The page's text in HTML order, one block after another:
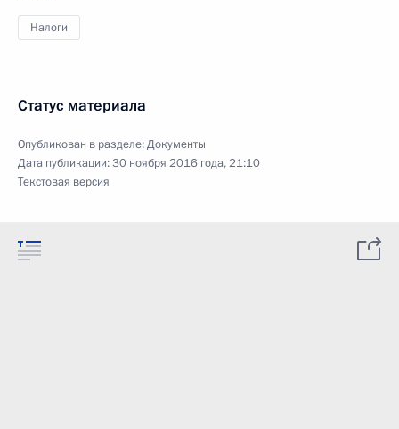
Налоги
Статус материала
Опубликован в разделе:Документы
Дата публикации:30 ноября 2016 года, 21:10
Текстовая версия